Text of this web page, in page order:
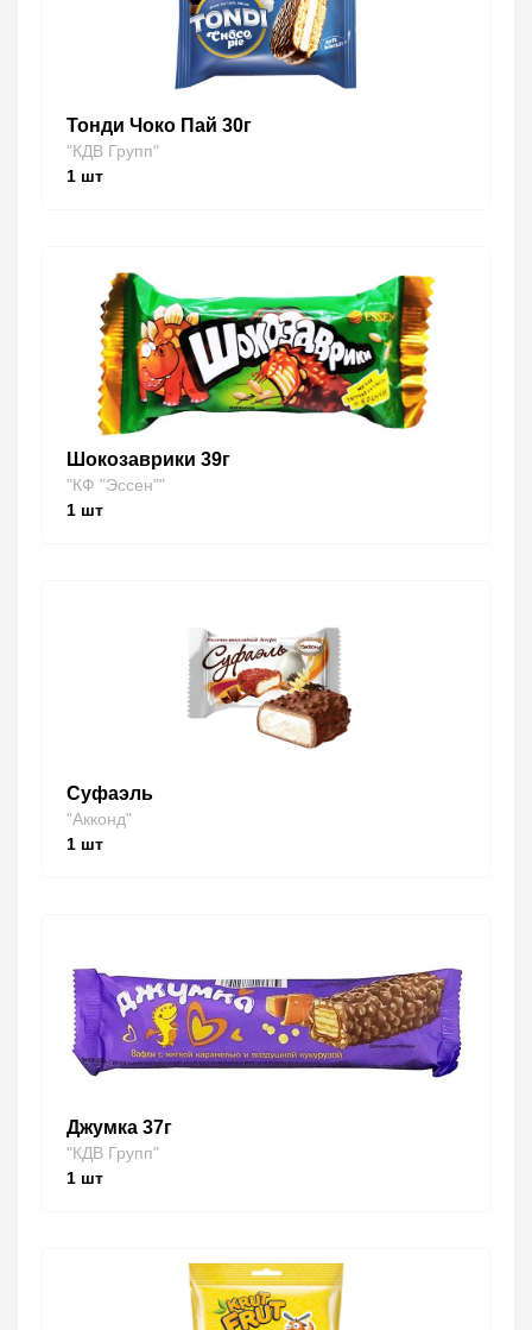
Тонди Чоко Пай 30г
"КДВ Групп"
1 шт
Шокозаврики 39г
"КФ "Эссен""
1 шт
Суфаэль
"Акконд"
1 шт
Джумка 37г
"КДВ Групп"
1 шт